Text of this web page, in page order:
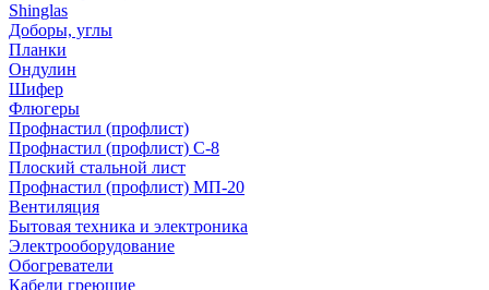
Shinglas
Доборы, углы
Планки
Ондулин
Шифер
Флюгеры
Профнастил (профлист)
Профнастил (профлист) С-8
Плоский стальной лист
Профнастил (профлист) МП-20
Вентиляция
Бытовая техника и электроника
Электрооборудование
Обогреватели
Кабели греющие